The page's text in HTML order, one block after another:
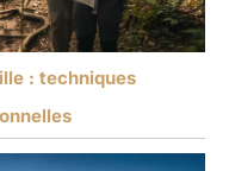
: techniques